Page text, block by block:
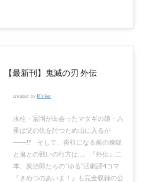
【最新刊】鬼滅の刃 外伝
created by Rinker
水柱・冨岡が出会ったマタギの娘・八
重は父の仇を討つため山に入るが
――!? そして、炎柱になる前の煉獄
と鬼との戦いの行方は…。『外伝』二
本、炭治郎たちの“ゆる”活劇譚4コマ
『きめつのあいま！』も完全収録の公